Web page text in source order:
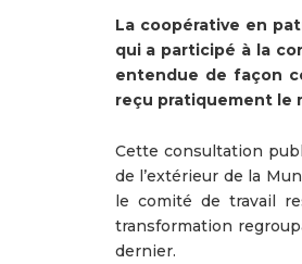
La coopérative en
qui a participé à la
entendue de façon
reçu pratiquement le
Cette consultation
de l’extérieur de la
le comité de travail
transformation
dernier.